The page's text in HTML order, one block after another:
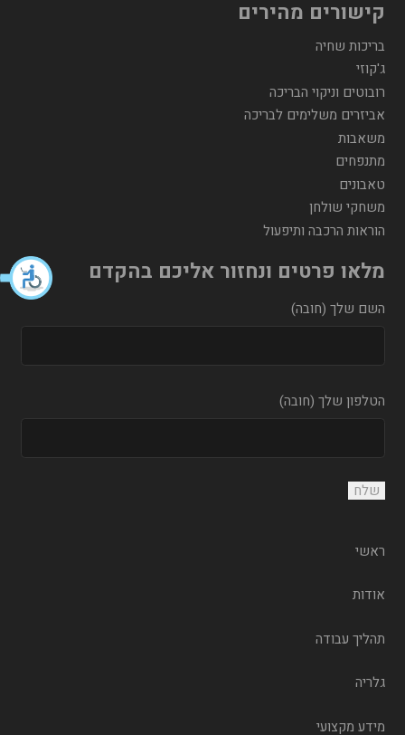
קישורים מהירים
בריכות שחיה
ג'קוזי
רובוטים וניקוי הבריכה
אביזרים משלימים לבריכה
משאבות
מתנפחים
טאבונים
משחקי שולחן
הוראות הרכבה ותיפעול
מלאו פרטים ונחזור אליכם בהקדם
השם שלך (חובה)
הטלפון שלך (חובה)
ראשי
אודות
תהליך עבודה
גלריה
מידע מקצועי